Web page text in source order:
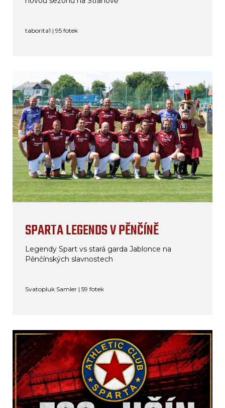
taborita1 | 95 fotek
SPARTA LEGENDS V PĚNČÍNĚ
Legendy Spart vs stará garda Jablonce na
Pěnčínských slavnostech
Svatopluk Samler | 59 fotek